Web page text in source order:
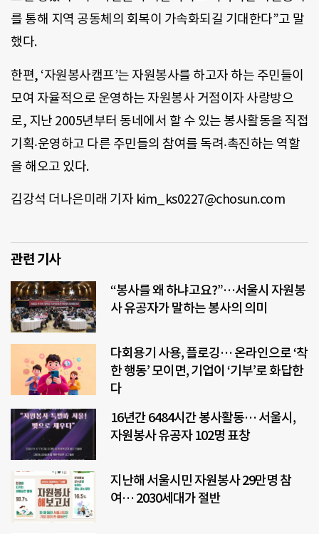
를 통해 지역 공동체의 회복이 가속화되길 기대한다”고 말
했다.
한편, ‘자원봉사캠프’는 자원봉사를 하고자 하는 주민들이
모여 자율적으로 운영하는 자원봉사 거점이자 사랑방으
로, 지난 2005년부터 동네에서 할 수 있는 봉사활동을 직접
기획‧운영하고 다른 주민들의 참여를 독려‧촉진하는 역할
을 해오고 있다.
김강석 더나은미래 기자 kim_ks0227@chosun.com
관련 기사
“봉사를 왜 하냐고요?”…서울시 자원봉
사 유공자가 말하는 봉사의 의미
다회용기 사용, 플로깅… 온라인으로 ‘착
한 행동’ 모이면, 기업이 ‘기부’로 화답한
다
16년간 6484시간 봉사활동… 서울시,
자원봉사 유공자 102명 표창
지난해 서울시민 자원봉사 29만명 참
여… 2030세대가 절반